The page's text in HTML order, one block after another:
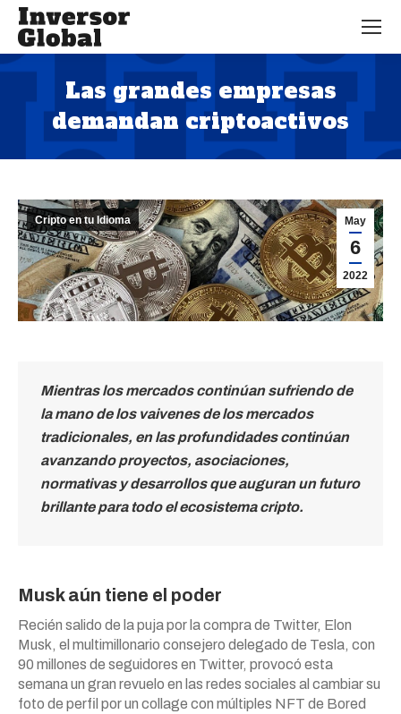
Las grandes empresas
demandan criptoactivos
Estás aquí:
May
6
2022
Cripto en tu Idioma
Mientras los mercados continúan sufriendo de
la mano de los vaivenes de los mercados
tradicionales, en las profundidades continúan
avanzando proyectos, asociaciones,
normativas y desarrollos que auguran un futuro
brillante para todo el ecosistema cripto.
Musk aún tiene el poder
Recién salido de la puja por la compra de Twitter, Elon
Musk, el multimillonario consejero delegado de Tesla, con
90 millones de seguidores en Twitter, provocó esta
semana un gran revuelo en las redes sociales al cambiar su
foto de perfil por un collage con múltiples NFT de Bored